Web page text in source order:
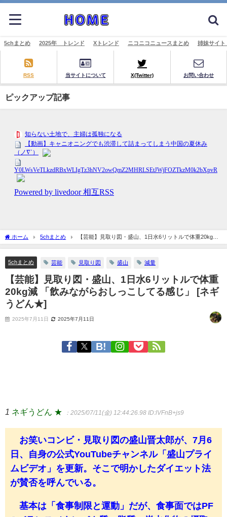
5chまとめ 2025年 トレンド Xトレンド ニコニコニュースまとめ 姉妹サイ
RSS 当サイトについて X(Twitter) お問い合わせ
ピックアップ記事
ホーム 5chまとめ
【芸能】見取り図・盛山、1日水6リットルで体重20kg減
「飲みながらおしっこしてる感じ」 [ネギうどん★]
5chまとめ 芸能 見取り図 盛山 減量
【芸能】見取り図・盛山、1日水6リットルで体重
20kg減 「飲みながらおしっこしてる感じ」 [ネギ
うどん★]
2025年7月11日 2025年7月11日
1 ネギうどん ★ ：2025/07/11(金) 12:44:26.98 ID:lVFnB+js9
お笑いコンビ・見取り図の盛山晋太郎が、7月6
日、自身の公式YouTubeチャンネル「盛山プライ
ムビデオ」を更新。そこで明かしたダイエット法
が賛否を呼んでいる。
基本は「食事制限と運動」だが、食事面ではPF